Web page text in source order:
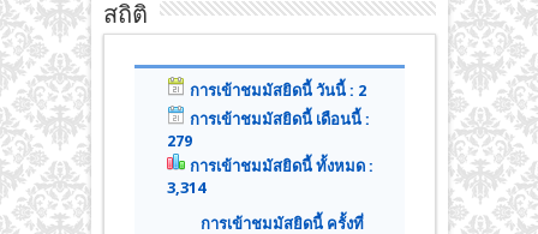
สถิติ
การเข้าชมมัสยิดนี้ วันนี้ : 2
การเข้าชมมัสยิดนี้ เดือนนี้ :
279
การเข้าชมมัสยิดนี้ ทั้งหมด :
3,314
การเข้าชมมัสยิดนี้ ครั้งที่